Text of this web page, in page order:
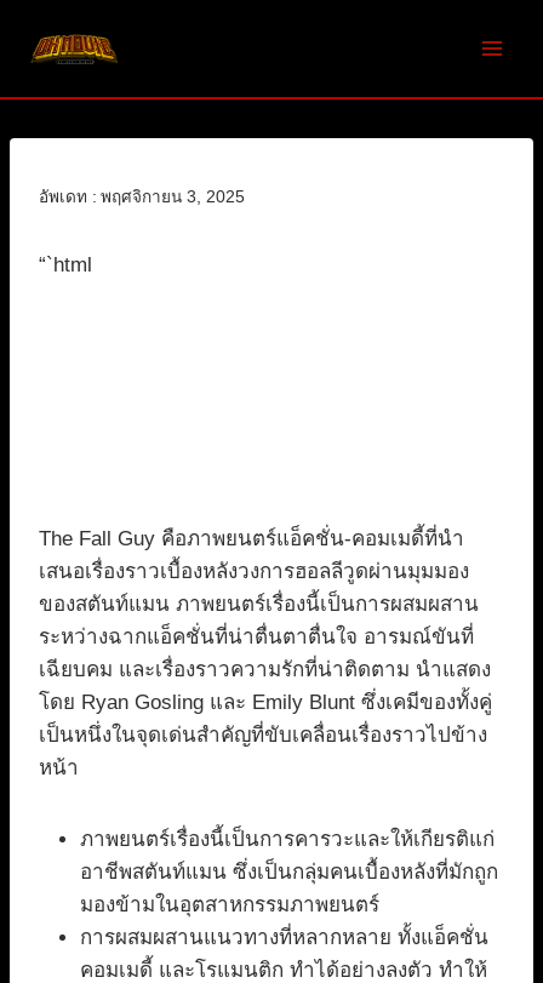
อัพเดท : พฤศจิกายน 3, 2025
“`html
The Fall Guy คือภาพยนตร์แอ็คชั่น-คอมเมดี้ที่นำ
เสนอเรื่องราวเบื้องหลังวงการฮอลลีวูดผ่านมุมมอง
ของสตันท์แมน ภาพยนตร์เรื่องนี้เป็นการผสมผสาน
ระหว่างฉากแอ็คชั่นที่น่าตื่นตาตื่นใจ อารมณ์ขันที่
เฉียบคม และเรื่องราวความรักที่น่าติดตาม นำแสดง
โดย Ryan Gosling และ Emily Blunt ซึ่งเคมีของทั้งคู่
เป็นหนึ่งในจุดเด่นสำคัญที่ขับเคลื่อนเรื่องราวไปข้าง
หน้า
ภาพยนตร์เรื่องนี้เป็นการคารวะและให้เกียรติแก่
อาชีพสตันท์แมน ซึ่งเป็นกลุ่มคนเบื้องหลังที่มักถูก
มองข้ามในอุตสาหกรรมภาพยนตร์
การผสมผสานแนวทางที่หลากหลาย ทั้งแอ็คชั่น
คอมเมดี้ และโรแมนติก ทำได้อย่างลงตัว ทำให้